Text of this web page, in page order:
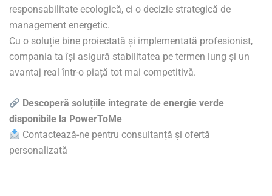
responsabilitate ecologică, ci o decizie strategică de
management energetic.
Cu o soluție bine proiectată și implementată profesionist,
compania ta își asigură stabilitatea pe termen lung și un
avantaj real într-o piață tot mai competitivă.
Descoperă soluțiile integrate de energie verde
disponibile la PowerToMe
Contactează-ne pentru consultanță și ofertă
personalizată